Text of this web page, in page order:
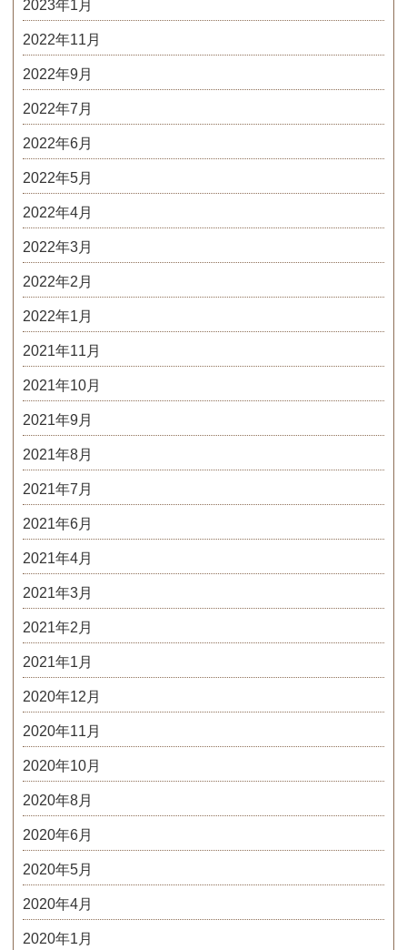
2023年1月
2022年11月
2022年9月
2022年7月
2022年6月
2022年5月
2022年4月
2022年3月
2022年2月
2022年1月
2021年11月
2021年10月
2021年9月
2021年8月
2021年7月
2021年6月
2021年4月
2021年3月
2021年2月
2021年1月
2020年12月
2020年11月
2020年10月
2020年8月
2020年6月
2020年5月
2020年4月
2020年1月